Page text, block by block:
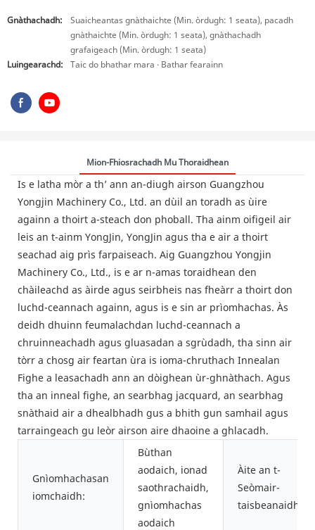
Gnàthachadh:
Suaicheantas gnàthaichte (Min. òrdugh: 1 seata), pacadh
gnàthaichte (Min. òrdugh: 1 seata), gnàthachadh
grafaigeach (Min. òrdugh: 1 seata)
Luingearachd:
Taic do bhathar mara · Bathar fearainn
Mion-Fhiosrachadh Mu Thoraidhean
Is e latha mòr a th’ ann an-diugh airson Guangzhou
Yongjin Machinery Co., Ltd. an dùil an toradh as ùire
againn a thoirt a-steach don phoball. Tha ainm oifigeil air
leis an t-ainm YongJin, YongJin agus tha e air a thoirt
seachad aig prìs farpaiseach. Aig Guangzhou Yongjin
Machinery Co., Ltd., is e ar n-amas toraidhean den
chàileachd as àirde agus seirbheis nas fheàrr a thoirt don
luchd-ceannach againn, agus is e sin ar prìomhachas. Às
deidh dhuinn feumalachdan luchd-ceannach a
chruinneachadh agus gluasadan a sgrùdadh, tha sinn air
tòrr a chosg air feartan ùra is ioma-chruthach Innealan
Fighe a leasachadh ann an dòighean ùr-ghnàthach. Agus
tha an inneal fighe, an searbhag jacquard, an searbhag
snàthaid air a dhealbhadh gus a bhith gun samhail agus
tarraingeach gu leòr airson aire dhaoine a ghlacadh.
Gnìomhachasan
iomchaidh:
Bùthan
aodaich, ionad
saothrachaidh,
gnìomhachas
aodaich
Àite an t-
Seòmair-
taisbeanaidh: